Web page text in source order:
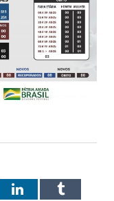
LinkedInTumblr